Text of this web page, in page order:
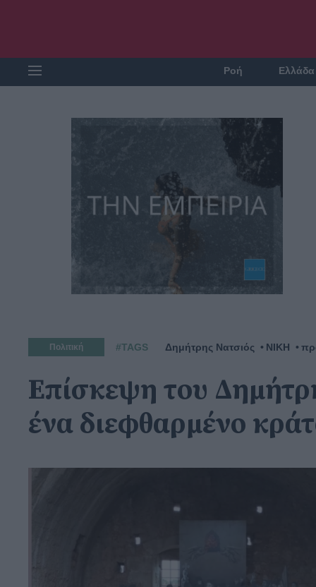
Ροή Ελλάδα
Πολιτική #TAGS Δημήτρης Νατσιός ΝΙΚΗ
Επίσκεψη του
ένα διεφθαρμένο